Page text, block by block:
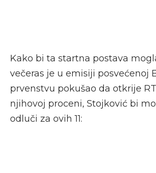
Kako bi ta startna postava
večeras je u emisiji posvećenoj
prvenstvu pokušao da otkrije
njihovoj proceni, Stojković bi
odluči za ovih 11: